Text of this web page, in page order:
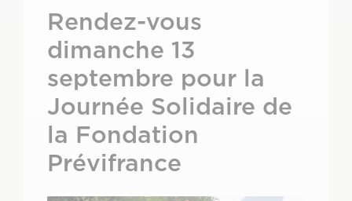
Rendez-vous
dimanche 13
septembre pour la
Journée Solidaire de
la Fondation
Prévifrance